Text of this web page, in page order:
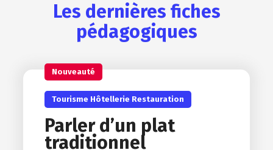
Les dernières fiches
pédagogiques
Nouveauté
Tourisme Hôtellerie Restauration
Parler d’un plat
traditionnel